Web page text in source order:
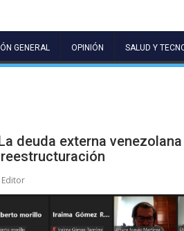
GENERAL OPINIÓN SALUD Y
deuda externa
Editor